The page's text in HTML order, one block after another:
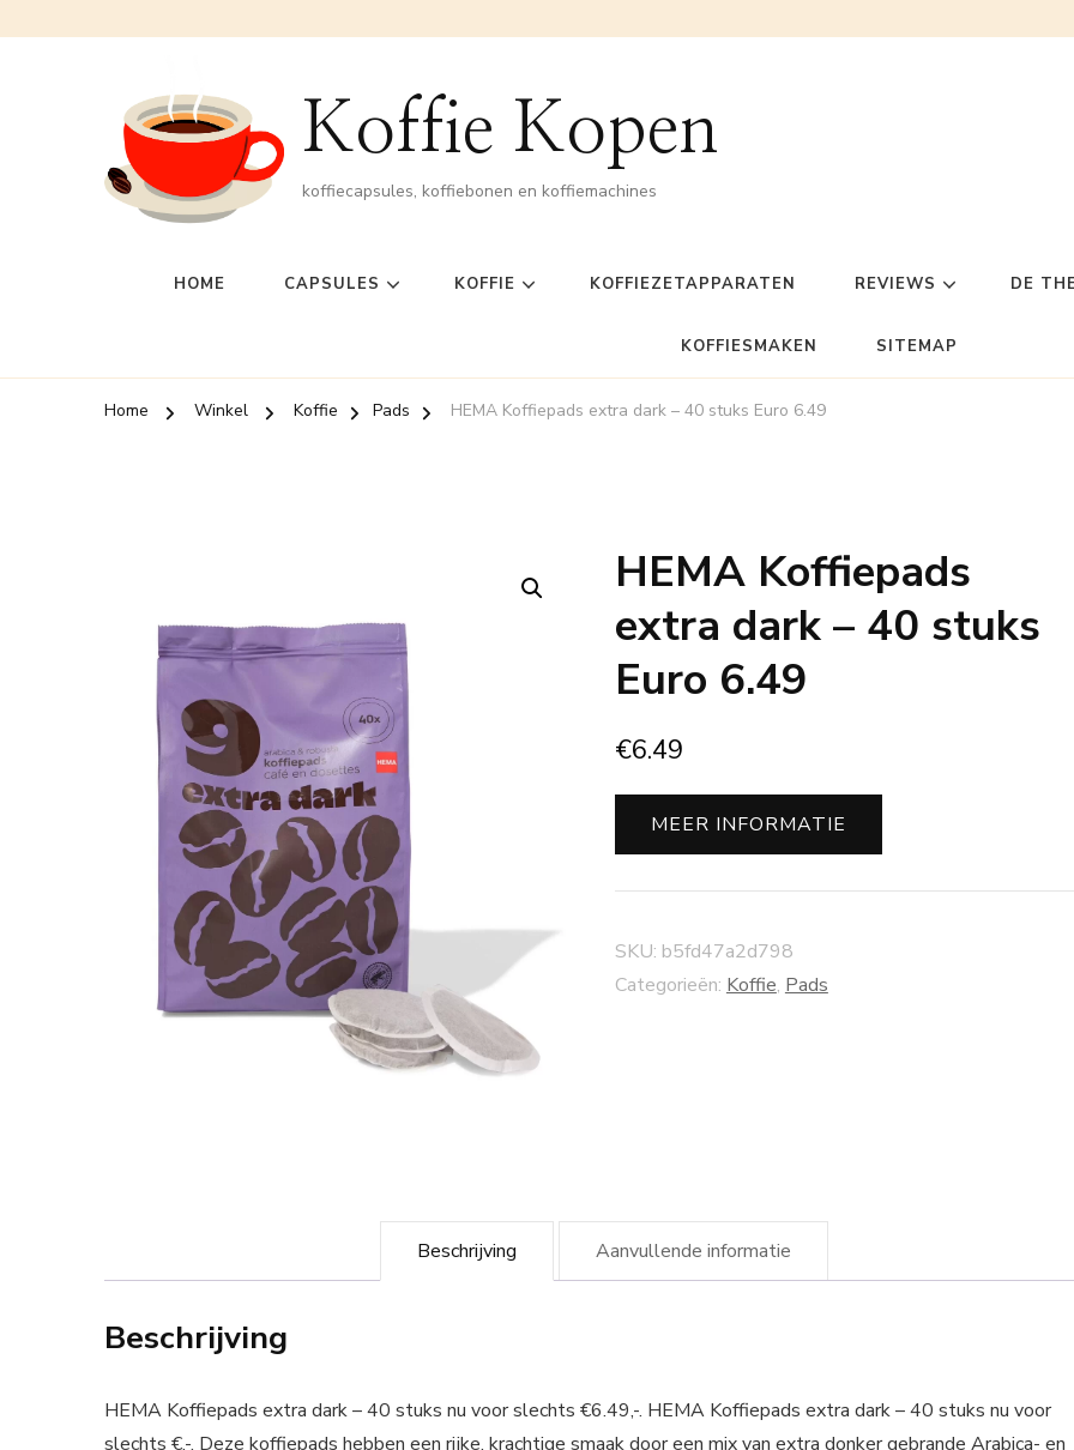
Koffie Kopen
koffiecapsules, koffiebonen en koffiemachines
HOME CAPSULES KOFFIE KOFFIEZETAPPARATEN REVIEWS DE
KOFFIESMAKEN SITEMAP
Home Winkel Koffie Pads HEMA Koffiepads extra dark – 40 stuks Euro 6.49
HEMA Koffiepads
extra dark – 40 stuks
Euro 6.49
€6.49
MEER INFORMATIE
SKU: b5fd47a2d798
Categorieën: Koffie, Pads
Beschrijving Aanvullende informatie
Beschrijving
HEMA Koffiepads extra dark – 40 stuks nu voor slechts €6.49,-. HEMA Koffiepads extra dark – 40 stuks nu voor
slechts €,-. Deze koffiepads hebben een rijke, krachtige smaak door een mix van extra donker gebrande Arabica- en